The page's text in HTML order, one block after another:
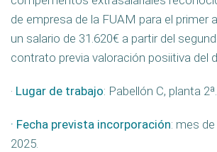
de empresa de la FUAM para el primer
un salario de 31.620€ a partir del
contrato previa valoración posiitiva del
· Lugar de trabajo: Pabellón C, planta 2ª.
· Fecha prevista incorporación: mes
2025.